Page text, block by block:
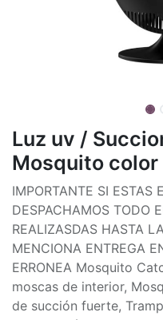
Luz uv /
Mosquito color
IMPORTANTE SI ESTAS
DESPACHAMOS TODO
REALIZASDAS HASTA
MENCIONA ENTREGA
ERRONEA Mosquito
moscas de interior,
de succión fuerte,